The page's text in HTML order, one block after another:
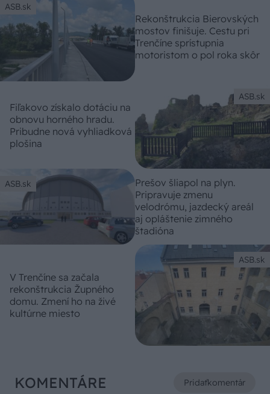
ASB.sk
Rekonštrukcia Bierovských
mostov finišuje. Cestu pri
Trenčíne sprístupnia
motoristom o pol roka skôr
ASB.sk
Fiľakovo získalo dotáciu na
obnovu horného hradu.
Pribudne nová vyhliadková
plošina
ASB.sk
Prešov šliapol na plyn.
Pripravuje zmenu
velodrómu, jazdecký areál
aj opláštenie zimného
štadióna
ASB.sk
V Trenčíne sa začala
rekonštrukcia Župného
domu. Zmení ho na živé
kultúrne miesto
KOMENTÁRE Pridaťkomentár